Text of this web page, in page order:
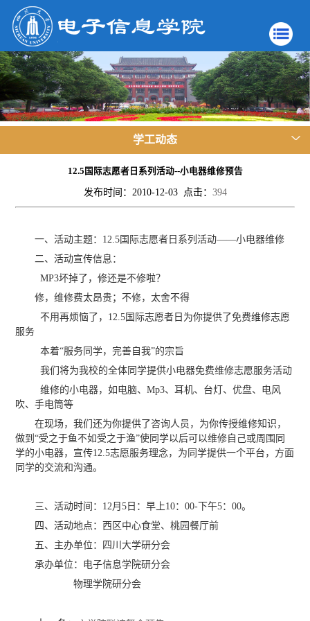
学工动态
12.5国际志愿者日系列活动--小电器维修预告
发布时间：2010-12-03 点击： 394
一、活动主题：12.5国际志愿者日系列活动——小电器维修
二、活动宣传信息：
MP3坏掉了，修还是不修啦？
修，维修费太昂贵；不修，太舍不得
不用再烦恼了，12.5国际志愿者日为你提供了免费维修志愿
服务
本着“服务同学，完善自我”的宗旨
我们将为我校的全体同学提供小电器免费维修志愿服务活动
维修的小电器，如电脑、Mp3、耳机、台灯、优盘、电风
吹、手电筒等
在现场，我们还为你提供了咨询人员，为你传授维修知识，
做到“受之于鱼不如受之于渔”使同学以后可以维修自己或周围同
学的小电器，宣传12.5志愿服务理念，为同学提供一个平台，方面
同学的交流和沟通。
三、活动时间：12月5日：早上10：00-下午5：00。
四、活动地点：西区中心食堂、桃园餐厅前
五、主办单位：四川大学研分会
承办单位：电子信息学院研分会
物理学院研分会